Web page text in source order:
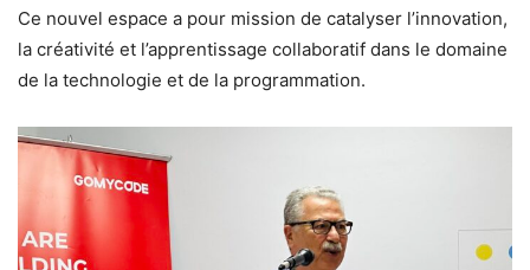
Ce nouvel espace a pour mission de catalyser l’innovation,
la créativité et l’apprentissage collaboratif dans le domaine
de la technologie et de la programmation.